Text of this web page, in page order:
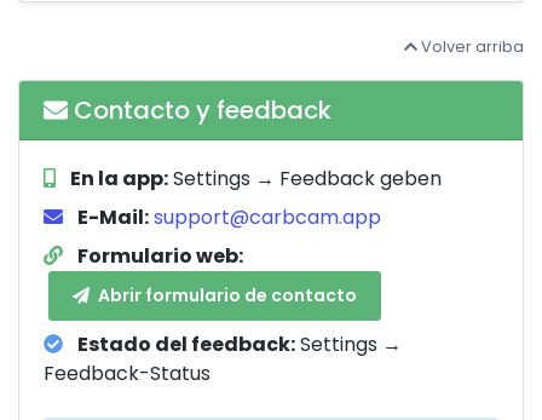
Volver arriba
Contacto y feedback
En la app:Settings → Feedback geben
E-Mail:support@carbcam.app
Formulario web:
Abrir formulario de contacto
Estado del feedback:Settings →
Feedback-Status